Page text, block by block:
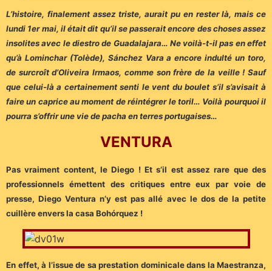
L’histoire, finalement assez triste, aurait pu en rester là, mais ce
lundi 1er mai, il était dit qu’il se passerait encore des choses assez
insolites avec le diestro de Guadalajara… Ne voilà-t-il pas en effet
qu’à Lominchar (Tolède), Sánchez Vara a encore indulté un toro,
de surcroît d’Oliveira Irmaos, comme son frère de la veille ! Sauf
que celui-là a certainement senti le vent du boulet s’il s’avisait à
faire un caprice au moment de réintégrer le toril… Voilà pourquoi il
pourra s’offrir une vie de pacha en terres portugaises…
VENTURA
Pas vraiment content, le Diego ! Et s’il est assez rare que des
professionnels émettent des critiques entre eux par voie de
presse, Diego Ventura n’y est pas allé avec le dos de la petite
cuillère envers la casa Bohórquez !
En effet, à l’issue de sa prestation dominicale dans la Maestranza,